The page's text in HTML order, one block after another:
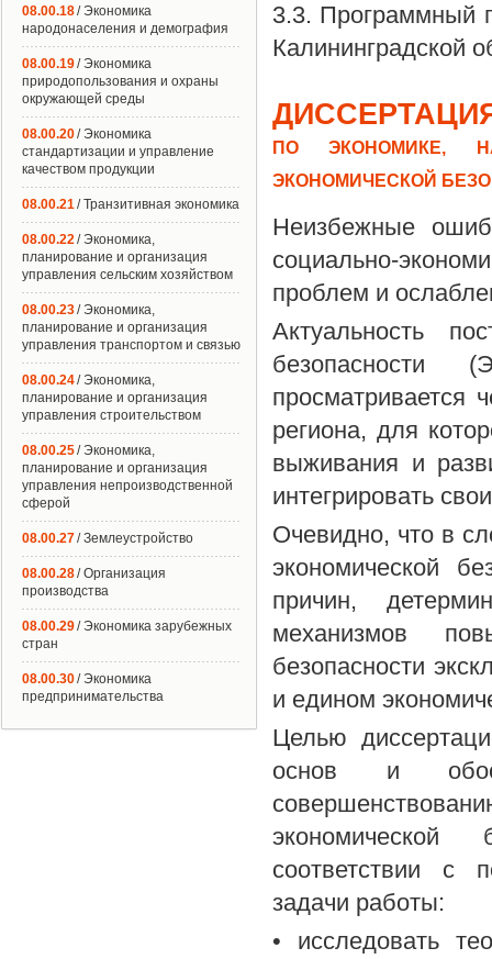
3.3. Программный
Калининградской
ПО ЭКОНОМИКЕ,
ЭКОНОМИЧЕСКОЙ
Неизбежные
социально-
проблем и
Актуальность
безопасности
просматривается
региона, для
выживания и
интегрировать
Очевидно, что в
экономической
причин,
механизмов
безопасности
и едином
Целью
основ и
экономической
соответствии с
задачи работы:
• исследовать
08.00.18/ Экономика
народонаселения и демография
08.00.19/ Экономика
природопользования и охраны
окружающей среды
08.00.20/ Экономика
стандартизации и управление
качеством продукции
08.00.21/ Транзитивная экономика
08.00.22/ Экономика,
планирование и организация
управления сельским хозяйством
08.00.23/ Экономика,
планирование и организация
управления транспортом и связью
08.00.24/ Экономика,
планирование и организация
управления строительством
08.00.25/ Экономика,
планирование и организация
управления непроизводственной
сферой
08.00.27/ Землеустройство
08.00.28/ Организация
производства
08.00.29/ Экономика зарубежных
стран
08.00.30/ Экономика
предпринимательства